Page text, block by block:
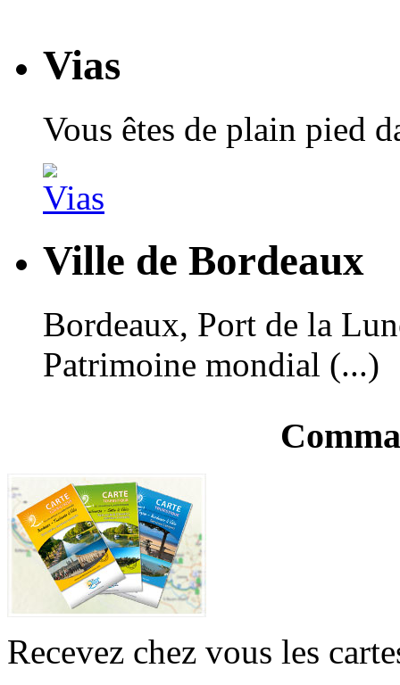
Vias
Vous êtes de plain pied
Ville de Bordeaux
Bordeaux, Port de la
Patrimoine mondial (...)
Recevez chez vous les